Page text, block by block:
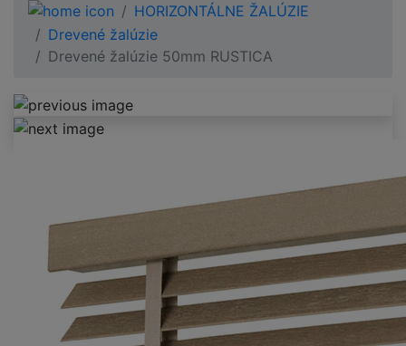
HORIZONTÁLNE ŽALÚZIE
Drevené žalúzie
Drevené žalúzie 50mm RUSTICA